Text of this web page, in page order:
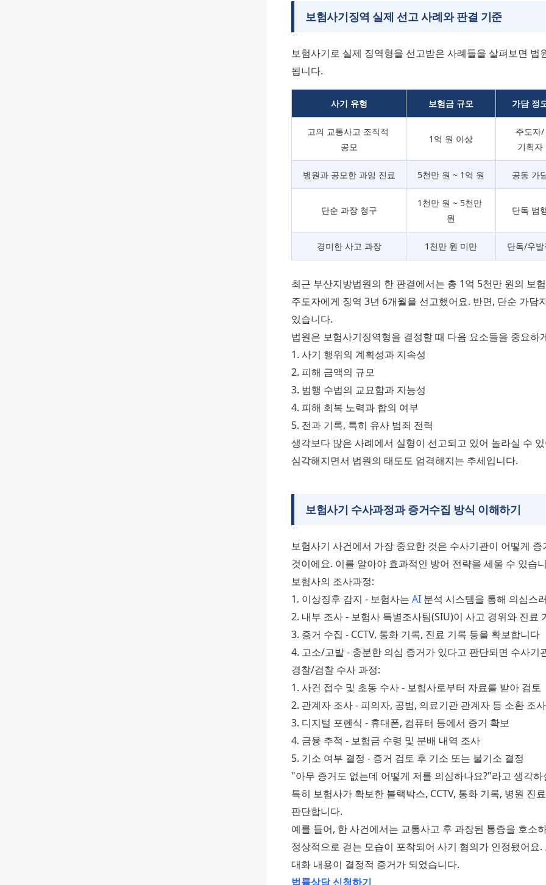
보험사기징역 실제 선고 사례와 판결 기준
보험사기로 실제 징역형을 선고받은 사례들을 살펴보면 법
됩니다.
사기 유형 보험금 규모 가담 정
고의 교통사고 조직적
공모
1억 원 이상
주도자/
기획자
병원과 공모한 과잉 진료 5천만 원 ~ 1억 원 공동 가
단순 과장 청구
1천만 원 ~ 5천만
원
단독 범
경미한 사고 과장 1천만 원 미만 단독/우
최근 부산지방법원의 한 판결에서는 총 1억 5천만 원의 보
주도자에게 징역 3년 6개월을 선고했어요. 반면, 단순 가담
있습니다.
법원은 보험사기징역형을 결정할 때 다음 요소들을 중요하
1. 사기 행위의 계획성과 지속성
2. 피해 금액의 규모
3. 범행 수법의 교묘함과 지능성
4. 피해 회복 노력과 합의 여부
5. 전과 기록, 특히 유사 범죄 전력
생각보다 많은 사례에서 실형이 선고되고 있어 놀라실 수
심각해지면서 법원의 태도도 엄격해지는 추세입니다.
보험사기 수사과정과 증거수집 방식 이해하기
보험사기 사건에서 가장 중요한 것은 수사기관이 어떻게
것이에요. 이를 알아야 효과적인 방어 전략을 세울 수 있습
보험사의 조사과정:
1. 이상징후 감지 - 보험사는 AI 분석 시스템을 통해 의심스
2. 내부 조사 - 보험사 특별조사팀(SIU)이 사고 경위와 진료
3. 증거 수집 - CCTV, 통화 기록, 진료 기록 등을 확보합니다
4. 고소/고발 - 충분한 의심 증거가 있다고 판단되면 수사기
경찰/검찰 수사 과정:
1. 사건 접수 및 초동 수사 - 보험사로부터 자료를 받아 검토
2. 관계자 조사 - 피의자, 공범, 의료기관 관계자 등 소환 조사
3. 디지털 포렌식 - 휴대폰, 컴퓨터 등에서 증거 확보
4. 금융 추적 - 보험금 수령 및 분배 내역 조사
5. 기소 여부 결정 - 증거 검토 후 기소 또는 불기소 결정
"아무 증거도 없는데 어떻게 저를 의심하나요?"라고 생각
특히 보험사가 확보한 블랙박스, CCTV, 통화 기록, 병원 진
판단합니다.
예를 들어, 한 사건에서는 교통사고 후 과장된 통증을 호소
정상적으로 걷는 모습이 포착되어 사기 혐의가 인정됐어
대화 내용이 결정적 증거가 되었습니다.
법률상담 신청하기